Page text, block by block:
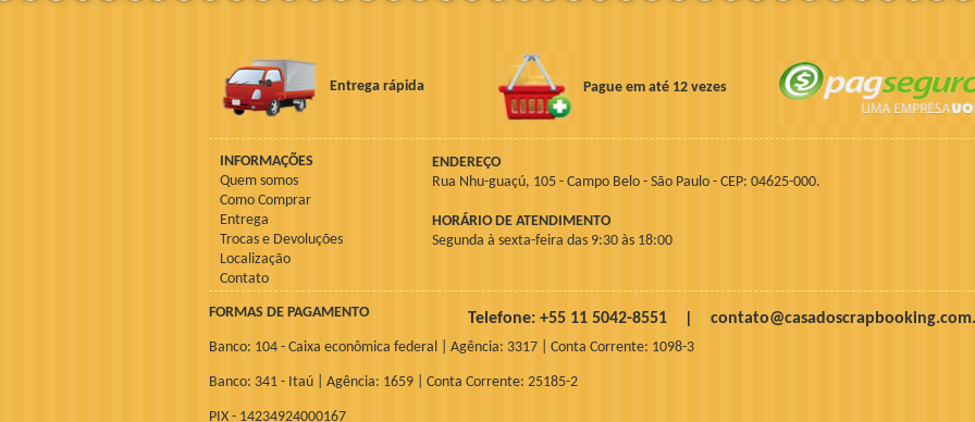
Entrega rápida Pague em até 12 vezes
ENDEREÇO
Rua Nhu-guaçú, 105 - Campo Belo - São Paulo - CEP: 04625-000.
HORÁRIO DE ATENDIMENTO
Segunda à sexta-feira das 9:30 às 18:00
INFORMAÇÕES
Quem somos
Como Comprar
Entrega
Trocas e Devoluções
Localização
Contato
FORMAS DE PAGAMENTO
Banco: 104 - Caixa econômica federal | Agência: 3317 | Conta Corrente: 1098-3
Banco: 341 - Itaú | Agência: 1659 | Conta Corrente: 25185-2
PIX - 14234924000167
Telefone: +55 11 5042-8551 |